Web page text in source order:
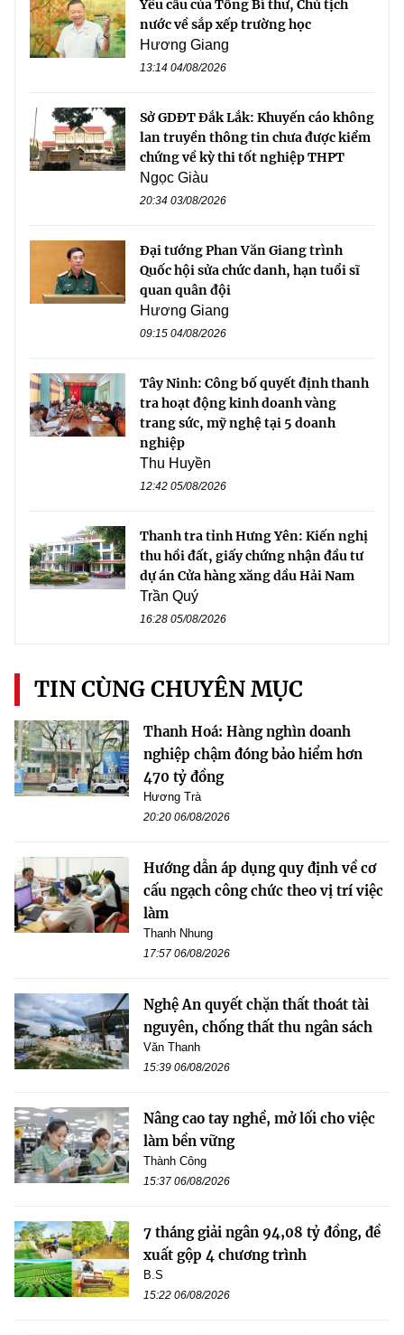
Yêu cầu của Tổng Bí thư, Chủ tịch
nước về sắp xếp trường học
Hương Giang
13:14 04/08/2026
Sở GDĐT Đắk Lắk: Khuyến cáo không
lan truyền thông tin chưa được kiểm
chứng về kỳ thi tốt nghiệp THPT
Ngọc Giàu
20:34 03/08/2026
Đại tướng Phan Văn Giang trình
Quốc hội sửa chức danh, hạn tuổi sĩ
quan quân đội
Hương Giang
09:15 04/08/2026
Tây Ninh: Công bố quyết định thanh
tra hoạt động kinh doanh vàng
trang sức, mỹ nghệ tại 5 doanh
nghiệp
Thu Huyền
12:42 05/08/2026
Thanh tra tỉnh Hưng Yên: Kiến nghị
thu hồi đất, giấy chứng nhận đầu tư
dự án Cửa hàng xăng dầu Hải Nam
Trần Quý
16:28 05/08/2026
TIN CÙNG CHUYÊN MỤC
Thanh Hoá: Hàng nghìn doanh
nghiệp chậm đóng bảo hiểm hơn
470 tỷ đồng
Hương Trà
20:20 06/08/2026
Hướng dẫn áp dụng quy định về cơ
cấu ngạch công chức theo vị trí việc
làm
Thanh Nhung
17:57 06/08/2026
Nghệ An quyết chặn thất thoát tài
nguyên, chống thất thu ngân sách
Văn Thanh
15:39 06/08/2026
Nâng cao tay nghề, mở lối cho việc
làm bền vững
Thành Công
15:37 06/08/2026
7 tháng giải ngân 94,08 tỷ đồng, đề
xuất gộp 4 chương trình
B.S
15:22 06/08/2026